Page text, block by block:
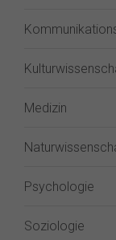
Medizin
Psychologie
Soziologie